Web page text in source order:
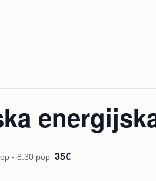
-8:30 pop 35€